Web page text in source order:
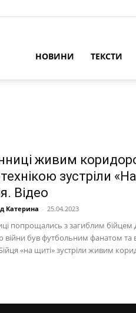
НОВИНИ ТЕКСТИ
живим
зустріли
Відео
Катерина - 25.04.2023
попрощались з загиблим
війни був футбольним фанатом та
«на щиті» зустріли живим